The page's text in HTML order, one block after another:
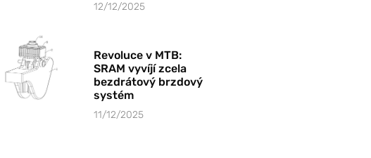
12/12/2025
Revoluce v MTB:
SRAM vyvíjí zcela
bezdrátový brzdový
systém
11/12/2025